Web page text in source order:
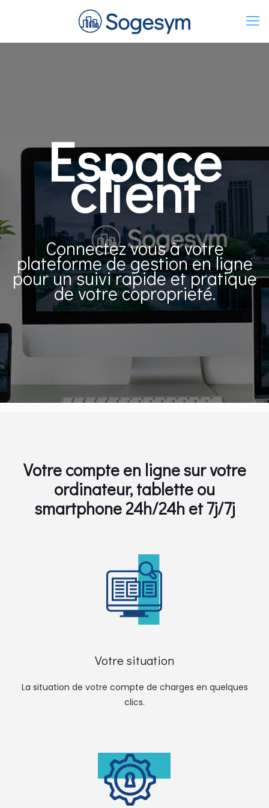
Espace
client
Connectez vous à votre
plateforme de gestion en ligne
pour un suivi rapide et pratique
de votre coproprieté.
Votre compte en ligne sur votre
ordinateur, tablette ou
smartphone 24h/24h et 7j/7j
Votre situation
La situation de votre compte de charges en quelques
clics.